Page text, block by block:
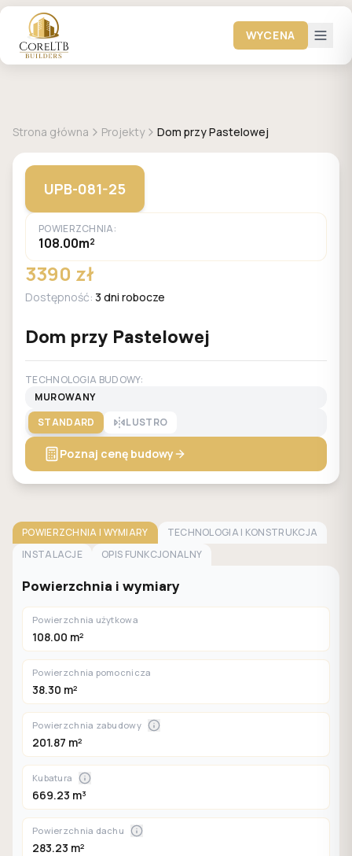
WYCENA
Strona główna Projekty Dom przy Pastelowej
UPB-081-25
POWIERZCHNIA:
108.00m²
3390 zł
Dostępność: 3 dni robocze
Dom przy Pastelowej
TECHNOLOGIA BUDOWY:
MUROWANY
STANDARD
LUSTRO
Poznaj cenę budowy
POWIERZCHNIA I WYMIARY
TECHNOLOGIA I KONSTRUKCJA
INSTALACJE
OPIS FUNKCJONALNY
Powierzchnia i wymiary
Powierzchnia użytkowa
108.00 m²
Powierzchnia pomocnicza
38.30 m²
Powierzchnia zabudowy
201.87 m²
Kubatura
669.23 m³
Powierzchnia dachu
283.23 m²